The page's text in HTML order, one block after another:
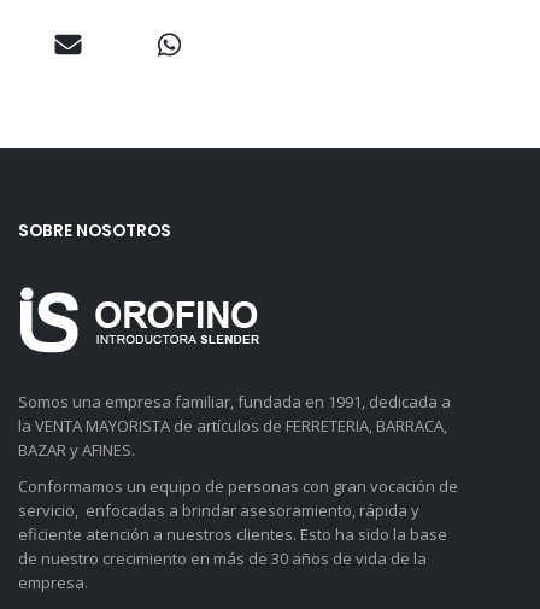
SOBRE NOSOTROS
Somos una empresa familiar, fundada en 1991, dedicada a
la VENTA MAYORISTA de artículos de FERRETERIA, BARRACA,
BAZAR y AFINES.
Conformamos un equipo de personas con gran vocación de
servicio, enfocadas a brindar asesoramiento, rápida y
eficiente atención a nuestros clientes. Esto ha sido la base
de nuestro crecimiento en más de 30 años de vida de la
empresa.